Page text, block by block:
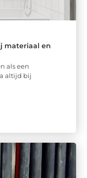
materiaal en
als een
altijd bij